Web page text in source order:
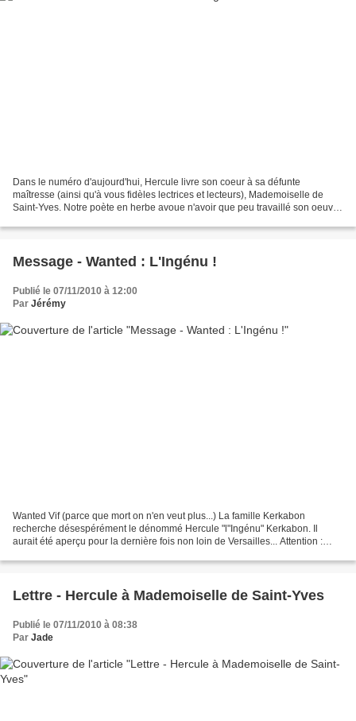
Dans le numéro d'aujourd'hui, Hercule livre son coeur à sa défunte
maîtresse (ainsi qu'à vous fidèles lectrices et lecteurs), Mademoiselle de
Saint-Yves. Notre poète en herbe avoue n'avoir que peu travaillé son oeuvre
Message - Wanted : L'Ingénu !
Publié le 07/11/2010 à 12:00
Par Jérémy
Wanted Vif (parce que mort on n'en veut plus...) La famille Kerkabon
recherche désespérément le dénommé Hercule "l"Ingénu" Kerkabon. Il
aurait été aperçu pour la dernière fois non loin de Versailles... Attention :
Lettre - Hercule à Mademoiselle de Saint-Yves
Publié le 07/11/2010 à 08:38
Par Jade